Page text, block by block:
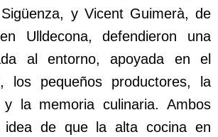
y Vicent Guimerà, de
Ulldecona, defendieron una
al entorno, apoyada en el
los pequeños productores, la
y la memoria culinaria. Ambos
idea de que la alta cocina en